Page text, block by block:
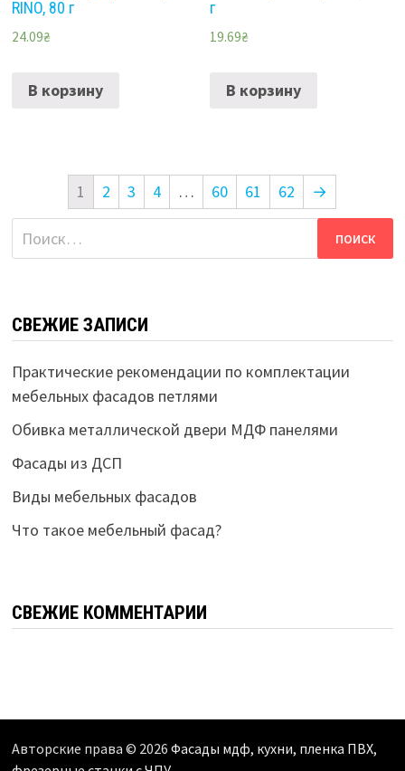
RINO, 80 г
24.09₴
В корзину
г
19.69₴
В корзину
1 2 3 4 … 60 61 62
→
Найти:
СВЕЖИЕ ЗАПИСИ
Практические рекомендации по комплектации
мебельных фасадов петлями
Обивка металлической двери МДФ панелями
Фасады из ДСП
Виды мебельных фасадов
Что такое мебельный фасад?
СВЕЖИЕ КОММЕНТАРИИ
Авторские права © 2026 Фасады мдф, кухни, пленка ПВХ,